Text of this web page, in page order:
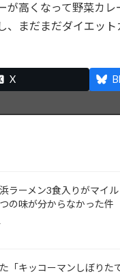
が高くなって野菜カ
、まだまだダイエット
X
ラーメン3食入りがマイル
の味が分からなかった件
「キッコーマンしぼりた